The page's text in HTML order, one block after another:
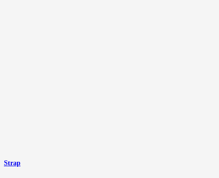
Strap